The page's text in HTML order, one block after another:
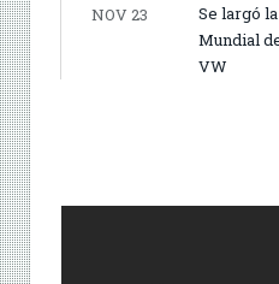
NOV 23
Se largó
Mundial
VW